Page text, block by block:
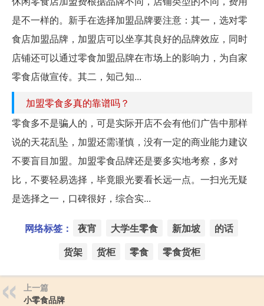
是不一样的。新手在选择加盟品牌要注意：其一，选对零
食店加盟品牌，加盟店可以坐享其良好的品牌效应，同时
店铺还可以通过零食加盟品牌在市场上的影响力，为自家
零食店做宣传。其二，知己知...
加盟零食多真的靠谱吗？
零食多不是骗人的，可是实际开店不会有他们广告中那样
说的天花乱坠，加盟还需谨慎，没有一定的商业能力建议
不要盲目加盟。加盟零食品牌还是要多实地考察，多对
比，不要轻易选择，毕竟眼光要看长远一点。一扫光无疑
是选择之一，口碑很好，综合实...
网络标签： 夜宵 大学生零食 新加坡
的话
货架
货柜 零食 零食货柜
上一篇
小零食品牌